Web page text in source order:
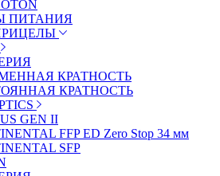
ПИТАНИЯ
КРАТНОСТЬ
КРАТНОСТЬ
GEN II
FFP ED Zero Stop 34 мм
SFP